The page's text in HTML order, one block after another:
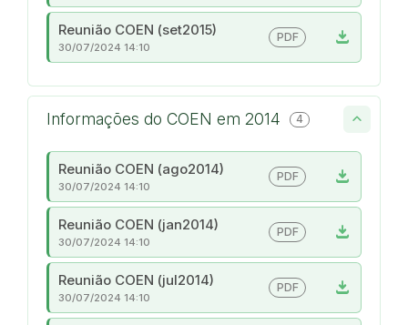
Reunião COEN (set2015) download
PDF
30/07/2024 14:10
Informações do COEN em 2014 4
Reunião COEN (ago2014) download
PDF
30/07/2024 14:10
Reunião COEN (jan2014) download
PDF
30/07/2024 14:10
Reunião COEN (jul2014) download
PDF
30/07/2024 14:10